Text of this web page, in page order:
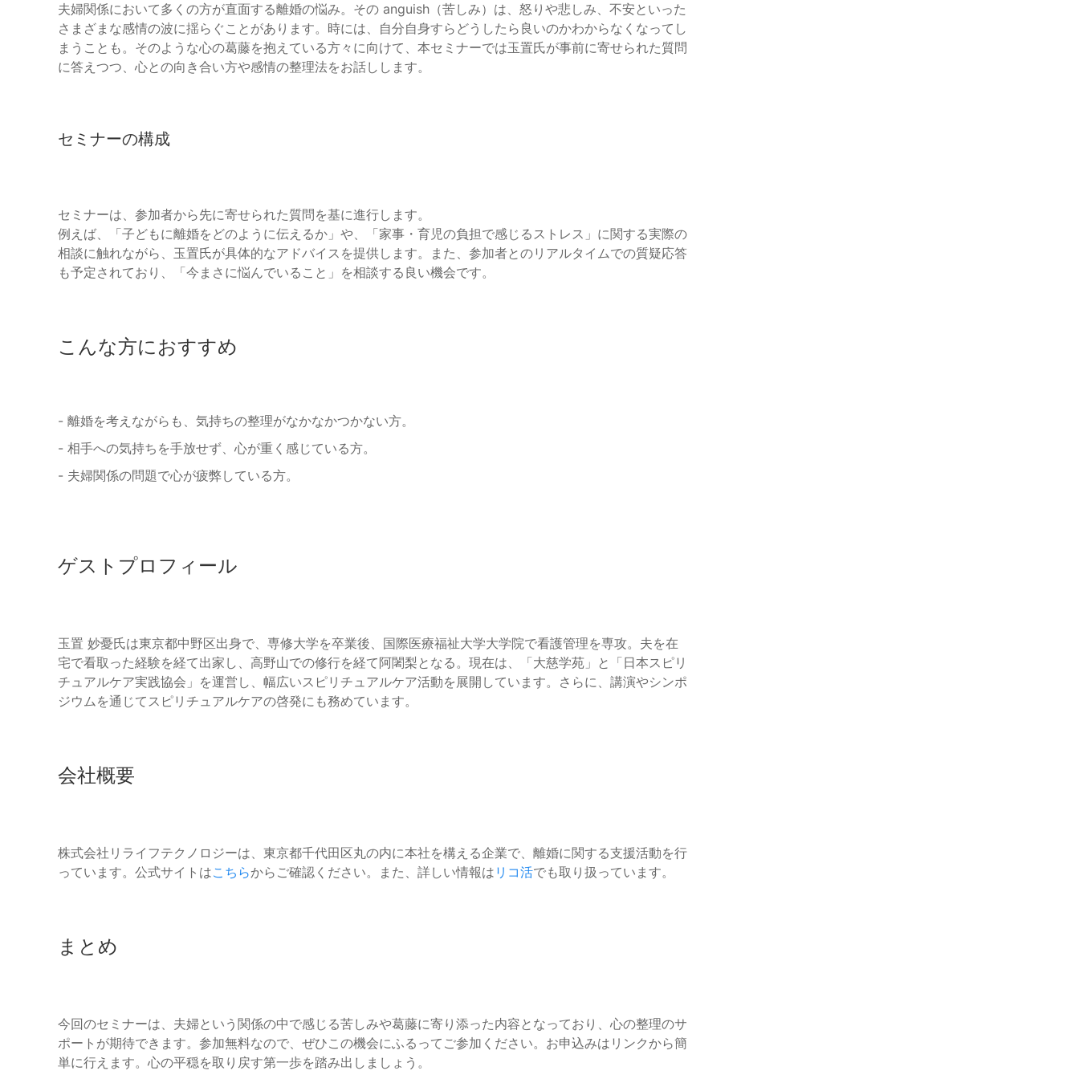
夫婦関係において多くの方が直面する離婚の悩み。その anguish（苦しみ）は、怒りや悲しみ、不安といった
さまざまな感情の波に揺らぐことがあります。時には、自分自身すらどうしたら良いのかわからなくなってし
まうことも。そのような心の葛藤を抱えている方々に向けて、本セミナーでは玉置氏が事前に寄せられた質問
に答えつつ、心との向き合い方や感情の整理法をお話しします。
セミナーの構成
セミナーは、参加者から先に寄せられた質問を基に進行します。
例えば、「子どもに離婚をどのように伝えるか」や、「家事・育児の負担で感じるストレス」に関する実際の
相談に触れながら、玉置氏が具体的なアドバイスを提供します。また、参加者とのリアルタイムでの質疑応答
も予定されており、「今まさに悩んでいること」を相談する良い機会です。
こんな方におすすめ
- 離婚を考えながらも、気持ちの整理がなかなかつかない方。
- 相手への気持ちを手放せず、心が重く感じている方。
- 夫婦関係の問題で心が疲弊している方。
ゲストプロフィール
玉置 妙憂氏は東京都中野区出身で、専修大学を卒業後、国際医療福祉大学大学院で看護管理を専攻。夫を在
宅で看取った経験を経て出家し、高野山での修行を経て阿闍梨となる。現在は、「大慈学苑」と「日本スピリ
チュアルケア実践協会」を運営し、幅広いスピリチュアルケア活動を展開しています。さらに、講演やシンポ
ジウムを通じてスピリチュアルケアの啓発にも務めています。
会社概要
株式会社リライフテクノロジーは、東京都千代田区丸の内に本社を構える企業で、離婚に関する支援活動を行
っています。公式サイトはこちらからご確認ください。また、詳しい情報は リコ活でも取り扱っています。
まとめ
今回のセミナーは、夫婦という関係の中で感じる苦しみや葛藤に寄り添った内容となっており、心の整理のサ
ポートが期待できます。参加無料なので、ぜひこの機会にふるってご参加ください。お申込みはリンクから簡
単に行えます。心の平穏を取り戻す第一歩を踏み出しましょう。